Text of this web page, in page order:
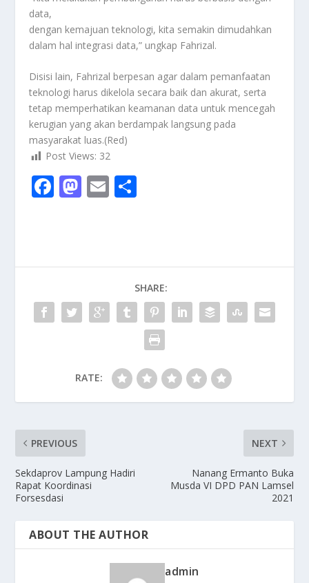
data,
dengan kemajuan teknologi, kita semakin dimudahkan
dalam hal integrasi data,” ungkap Fahrizal.
Disisi lain, Fahrizal berpesan agar dalam pemanfaatan
teknologi harus dikelola secara baik dan akurat, serta
tetap memperhatikan keamanan data untuk mencegah
kerugian yang akan berdampak langsung pada
masyarakat luas.(Red)
Post Views: 32
F
ac
o
o
k
M
as
o
n
E
m
SHARE:
RATE:
PREVIOUS
Sekdaprov Lampung Hadiri
Rapat Koordinasi
Forsesdasi
NEXT
Nanang Ermanto Buka
Musda VI DPD PAN Lamsel
2021
ABOUT THE AUTHOR
admin